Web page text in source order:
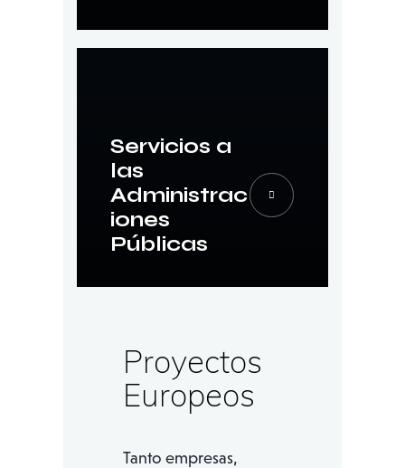
Servicios a
las
Administrac
iones
Públicas
Proyectos
Europeos
Tanto empresas,